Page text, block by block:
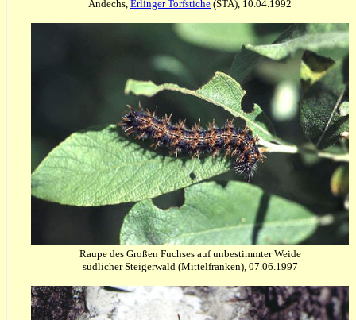
Andechs, Erlinger Torfstiche (STA), 10.04.1992
Raupe des Großen Fuchses auf unbestimmter Weide
südlicher Steigerwald (Mittelfranken), 07.06.1997